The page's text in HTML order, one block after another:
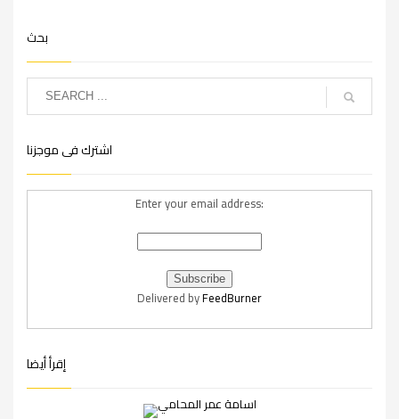
بحث
اشترك فى موجزنا
Enter your email address:
Delivered byFeedBurner
إقرأ أيضا